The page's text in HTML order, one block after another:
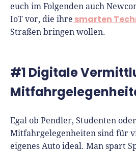
euch im Folgenden auch
IoT vor, die ihre smarten
Straßen bringen wollen.
#1 Digitale
Egal ob Pendler, Studenten
Mitfahrgelegenheiten sind für
eigenes Auto ideal. Man spart